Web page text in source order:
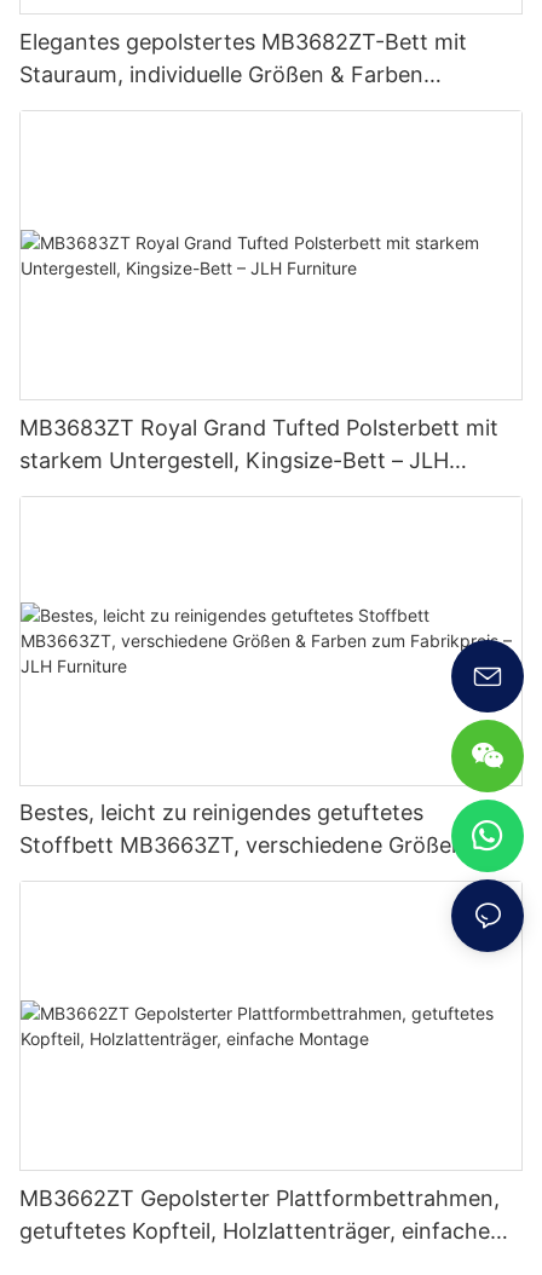
Elegantes gepolstertes MB3682ZT-Bett mit
Stauraum, individuelle Größen & Farben
Fabrikpreis - JLH Furniture
MB3683ZT Royal Grand Tufted Polsterbett mit
starkem Untergestell, Kingsize-Bett – JLH
Furniture
Bestes, leicht zu reinigendes getuftetes
Stoffbett MB3663ZT, verschiedene Größen &
Farben zum Fabrikpreis – JLH Furniture
MB3662ZT Gepolsterter Plattformbettrahmen,
getuftetes Kopfteil, Holzlattenträger, einfache